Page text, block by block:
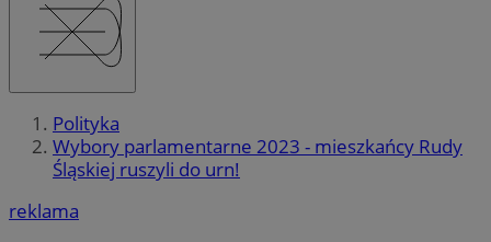
Polityka
Wybory parlamentarne 2023 - mieszkańcy Rudy
Śląskiej ruszyli do urn!
reklama